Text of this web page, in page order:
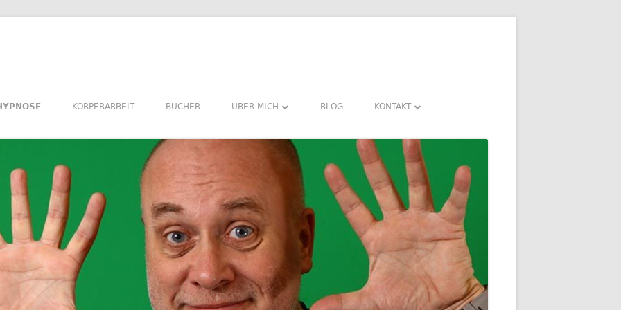
KÖRPERARBEIT BÜCHER ÜBER MICH
REFERENZEN ERFAHRUNGEN UND
NEWSLETTER
BLOG KONTAKT
DOWNLOADS
FAQ
DATENSCHUTZ
IMPRESSUM